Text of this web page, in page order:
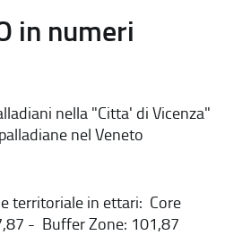
in numeri
nella "Citta' di Vicenza"
nel Veneto
territoriale in ettari: Core
- Buffer Zone: 101,87